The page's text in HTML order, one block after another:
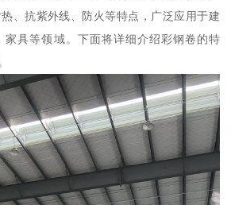
、抗紫外线、防火等特点，广泛应用于建
家具等领域。下面将详细介绍彩钢卷的特